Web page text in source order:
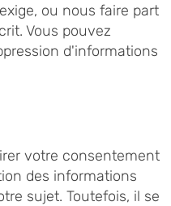
ou nous faire part
Vous pouvez
d'informations
votre consentement
des informations
sujet. Toutefois, il se